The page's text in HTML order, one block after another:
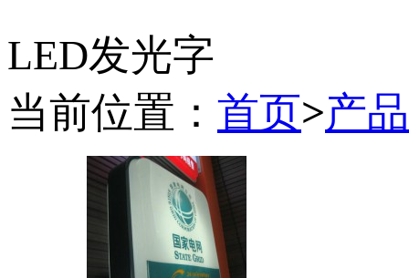
LED发光字
当前位置： 首页>产